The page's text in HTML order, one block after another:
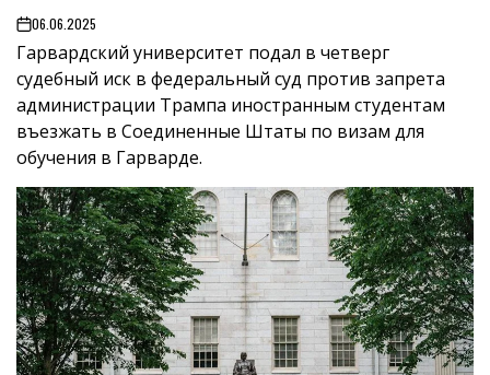
on06.06.2025
Гарвардский университет подал в четверг
судебный иск в федеральный суд против запрета
администрации Трампа иностранным студентам
въезжать в Соединенные Штаты по визам для
обучения в Гарварде.